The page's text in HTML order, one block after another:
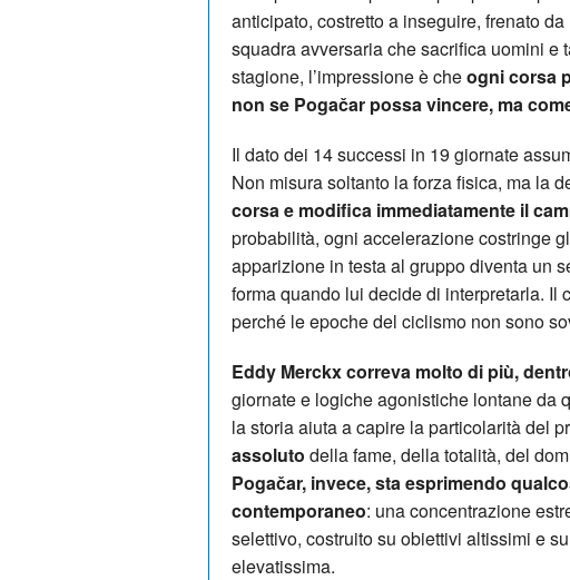
anticipato, costretto a inseguire, frenato
squadra avversaria che sacrifica uomini e
stagione, l’impressione è cheogni corsa
non se Pogačar possa vincere, ma
Il dato dei 14 successi in 19 giornate
Non misura soltanto la forza fisica, ma la
corsa e modifica immediatamente il
probabilità, ogni accelerazione costringe
apparizione in testa al gruppo diventa un
forma quando lui decide di interpretarla. Il
perché le epoche del ciclismo non sono
Eddy Merckx correva molto di più,
giornate e logiche agonistiche lontane da
la storia aiuta a capire la particolarità del
assoluto della fame, della totalità, del
Pogačar, invece, sta esprimendo
contemporaneo: una concentrazione
selettivo, costruito su obiettivi altissimi e
elevatissima.